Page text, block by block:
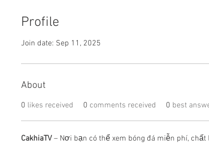
Profile
Join date: Sep 11, 2025
About
0 likes received 0 comments received 0 best
CakhiaTV – Nơi bạn có thể xem bóng đá miễn phí,